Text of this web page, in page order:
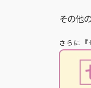
その他
さらに『